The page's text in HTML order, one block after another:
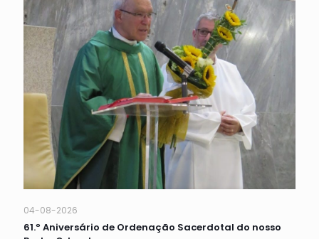
04-08-2026
61.º Aniversário de Ordenação Sacerdotal do nosso